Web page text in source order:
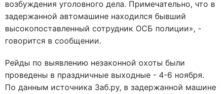
возбуждения уголовного дела. Примечательно, что в
задержанной автомашине находился бывший
высокопоставленный сотрудник ОСБ полиции», -
говорится в сообщении.
Рейды по выявлению незаконной охоты были
проведены в праздничные выходные - 4-6 ноября.
По данным источника Заб.ру, в задержанной машине